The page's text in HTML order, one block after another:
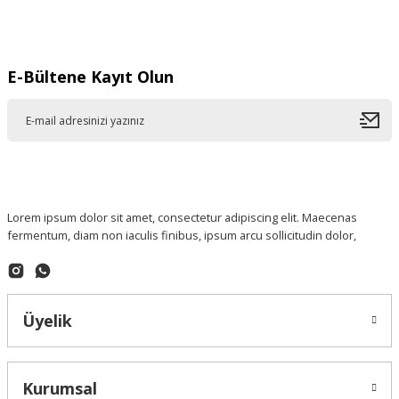
E-Bültene Kayıt Olun
Lorem ipsum dolor sit amet, consectetur adipiscing elit. Maecenas
fermentum, diam non iaculis finibus, ipsum arcu sollicitudin dolor,
Üyelik
Kurumsal